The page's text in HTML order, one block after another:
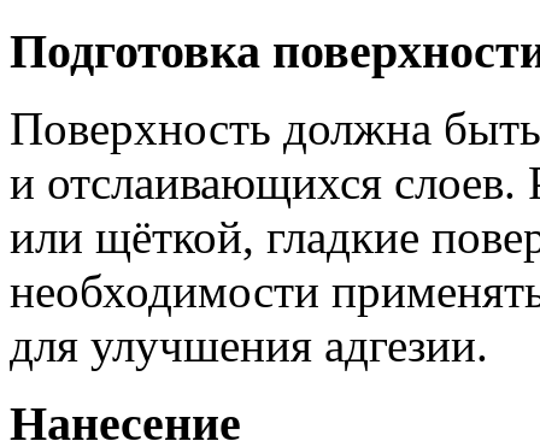
Подготовка
Поверхность должна
и отслаивающихся
или щёткой, гладкие
необходимости
для улучшения адгезии.
Нанесение